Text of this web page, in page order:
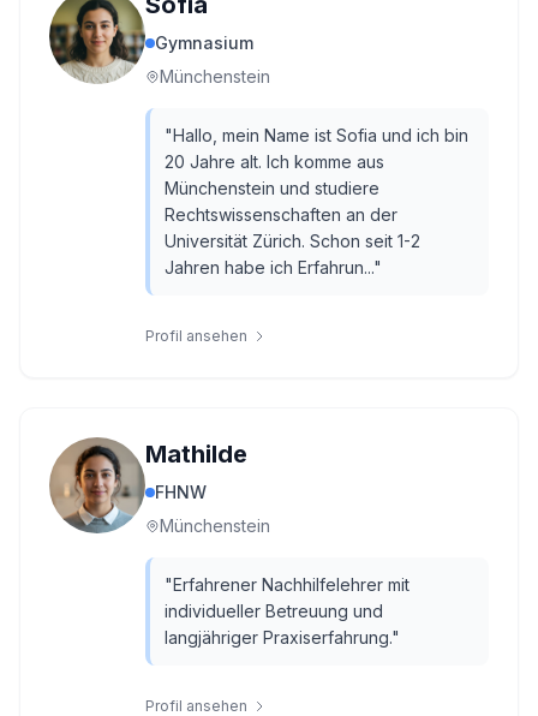
Gymnasium
Münchenstein
"Hallo, mein Name ist Sofia und ich bin
20 Jahre alt. Ich komme aus
Münchenstein und studiere
Rechtswissenschaften an der
Universität Zürich. Schon seit 1-2
Jahren habe ich Erfahrun..."
Profil ansehen
Mathilde
FHNW
Münchenstein
"Erfahrener Nachhilfelehrer mit
individueller Betreuung und
langjähriger Praxiserfahrung."
Profil ansehen